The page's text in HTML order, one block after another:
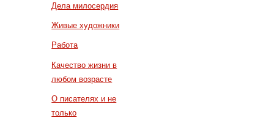
Дела милосердия
Живые художники
Работа
Качество жизни в
любом возрасте
О писателях и не
только